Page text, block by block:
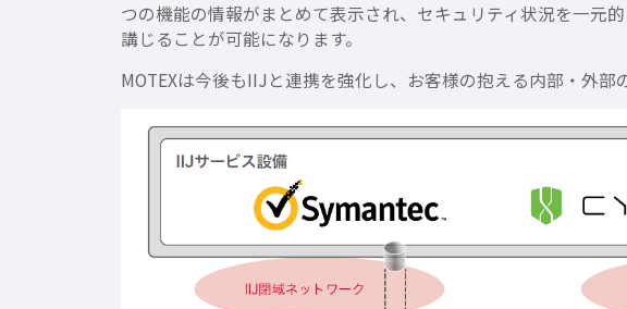
つの機能の情報がまとめて表示され、セキュリティ状況を一元
講じることが可能になります。
MOTEXは今後もIIJと連携を強化し、お客様の抱える内部・外部